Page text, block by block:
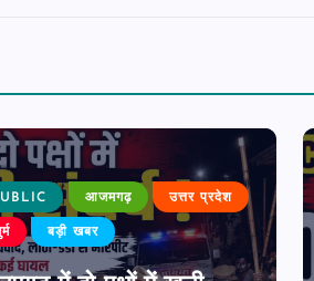
आजमगढ़ उत्तर प्रदेश
बड़ी खबर